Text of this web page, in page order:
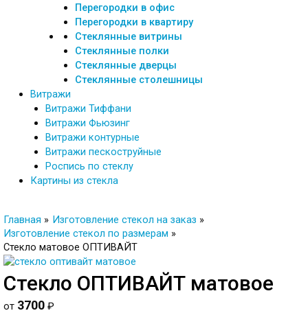
Перегородки в офис
Перегородки в квартиру
Стеклянные витрины
Стеклянные полки
Стеклянные дверцы
Стеклянные столешницы
Витражи
Витражи Тиффани
Витражи Фьюзинг
Витражи контурные
Витражи пескоструйные
Роспись по стеклу
Картины из стекла
Главная
Изготовление стекол на заказ
Изготовление стекол по размерам
Стекло матовое ОПТИВАЙТ
Стекло ОПТИВАЙТ матовое
от 3700 ₽